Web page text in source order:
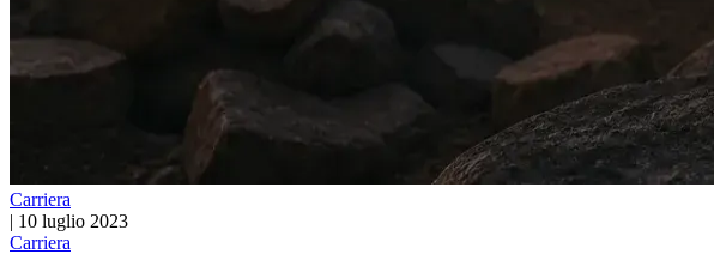
Carriera
| 10 luglio 2023
Carriera